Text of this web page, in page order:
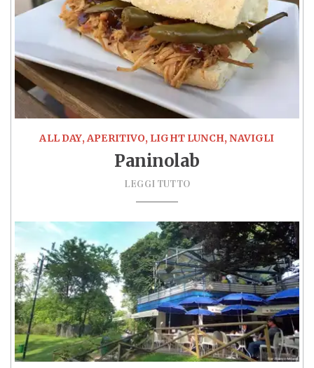
ALL DAY, APERITIVO, LIGHT LUNCH, NAVIGLI
Paninolab
LEGGI TUTTO